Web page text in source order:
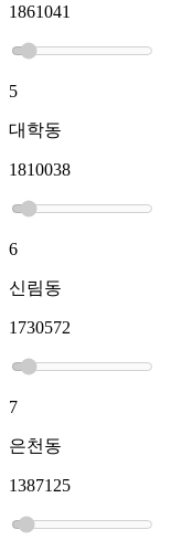
1861041
5
대학동
1810038
6
신림동
1730572
7
은천동
1387125